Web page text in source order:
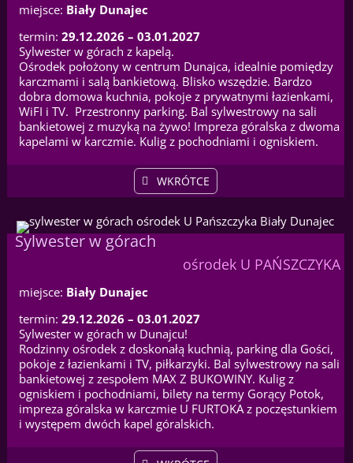
miejsce: Biały Dunajec
termin: 29.12.2026 – 03.01.2027
Sylwester w górach z kapelą.
Ośrodek położony w centrum Dunajca, idealnie pomiędzy
karczmami i salą bankietową. Blisko wszędzie. Bardzo
dobra domowa kuchnia, pokoje z prywatnymi łazienkami,
WiFI i TV. Przestronny parking. Bal sylwestrowy na sali
bankietowej z muzyką na żywo! Impreza góralska z dwoma
kapelami w karczmie. Kulig z pochodniami i ogniskiem.
WKRÓTCE
Sylwester w górach
ośrodek U PAŃSZCZYKA
miejsce: Biały Dunajec
termin: 29.12.2026 – 03.01.2027
Sylwester w górach w Dunajcu!
Rodzinny ośrodek z doskonałą kuchnią, parking dla Gości,
pokoje z łazienkami i TV, piłkarzyki. Bal sylwestrowy na sali
bankietowej z zespołem MAX Z BUKOWINY. Kulig z
ogniskiem i pochodniami, bilety na termy Gorący Potok,
impreza góralska w karczmie U FURTOKA z poczęstunkiem
i występem dwóch kapel góralskich.